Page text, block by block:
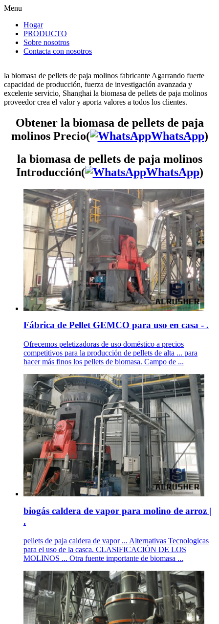
Menu
Hogar
PRODUCTO
Sobre nosotros
Contacta con nosotros
la biomasa de pellets de paja molinos fabricante Agarrando fuerte
capacidad de producción, fuerza de investigación avanzada y
excelente servicio, Shanghai la biomasa de pellets de paja molinos
proveedor crea el valor y aporta valores a todos los clientes.
Obtener la biomasa de pellets de paja
molinos Precio(
WhatsApp)
la biomasa de pellets de paja molinos
Introducción(
WhatsApp)
Fábrica de Pellet GEMCO para uso en casa - .
Ofrecemos peletizadoras de uso doméstico a precios
competitivos para la producción de pellets de alta ... para
hacer más finos los pellets de biomasa. Campo de ...
biogás caldera de vapor para molino de arroz |
.
pellets de paja caldera de vapor ... Alternativas Tecnologicas
para el uso de la casca. CLASIFICACIÓN DE LOS
MOLINOS ... Otra fuente importante de biomasa ...